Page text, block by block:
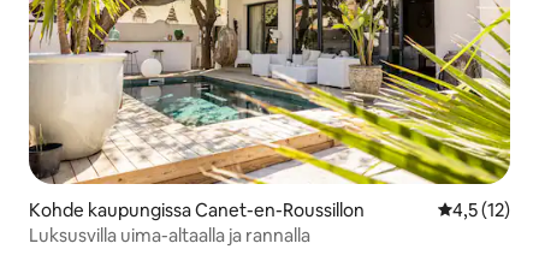
Kohde kaupungissa Canet-en-Roussillon
4,5 (12)
Luksusvilla uima-altaalla ja rannalla